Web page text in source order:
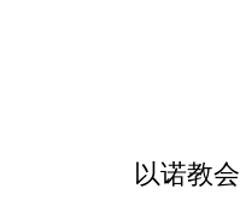
以诺教会